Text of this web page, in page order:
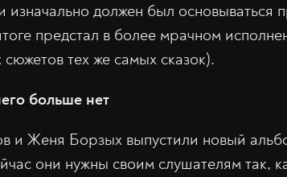
изначально должен был основываться
предстал в более мрачном
тех же самых сказок).
больше нет
и Женя Борзых выпустили новый
они нужны своим слушателям так,